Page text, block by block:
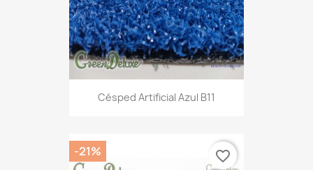
Césped Artificial Azul B11
-21% favorite_border